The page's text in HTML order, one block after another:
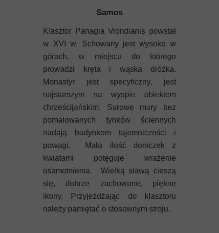
Samos
Klasztor Panagia Vrondianis powstał
w XVI w. Schowany jest wysoko w
górach, w miejscu do którego
prowadzi kręta i wąska dróżka.
Monastyr jest specyficzny, jest
najstarszym na wyspie obiektem
chrześcijańskim. Surowe mury bez
pomalowanych tynków ściennych
nadają budynkom tajemniczości i
powagi. Mała ilość doniczek z
kwiatami potęguje wrażenie
osamotnienia. Wielką sławą cieszą
się, dobrze zachowane, piękne
ikony. Przyjeżdżając do klasztoru
należy pamiętać o stosownym stroju.